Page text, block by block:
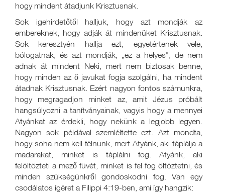
hogy mindent átadjunk Krisztusnak.
Sok igehirdetőtől halljuk, hogy azt mondják az
embereknek, hogy adják át mindenüket Krisztusnak.
Sok keresztyén hallja ezt, egyetértenek vele,
bólogatnak, és azt mondják, „ez a helyes", de nem
adnak át mindent Neki, mert nem biztosak benne,
hogy minden az ő javukat fogja szolgálni, ha mindent
átadnak Krisztusnak. Ezért nagyon fontos számunkra,
hogy megragadjon minket az, amit Jézus próbált
hangsúlyozni a tanítványainak, vagyis hogy a mennyei
Atyánkat az érdekli, hogy nekünk a legjobb legyen.
Nagyon sok példával szemléltette ezt. Azt mondta,
hogy soha nem kell félnünk, mert Atyánk, aki táplálja a
madarakat, minket is táplálni fog. Atyánk, aki
felöltözteti a mező füvét, minket is fel fog öltöztetni, és
minden szükségünkről gondoskodni fog. Van egy
csodálatos ígéret a Filippi 4:19-ben, ami így hangzik: